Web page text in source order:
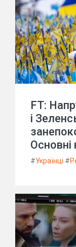
FT:
і
Основні
#Українці #